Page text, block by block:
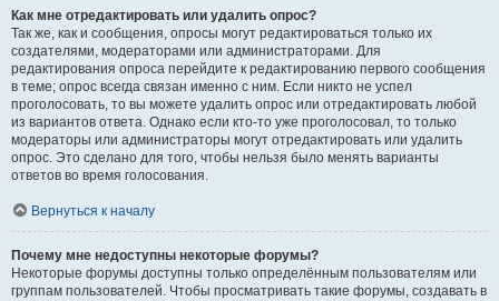
Как мне отредактировать или удалить опрос?
Так же, как и сообщения, опросы могут редактироваться только их
создателями, модераторами или администраторами. Для
редактирования опроса перейдите к редактированию первого сообщения
в теме; опрос всегда связан именно с ним. Если никто не успел
проголосовать, то вы можете удалить опрос или отредактировать любой
из вариантов ответа. Однако если кто-то уже проголосовал, то только
модераторы или администраторы могут отредактировать или удалить
опрос. Это сделано для того, чтобы нельзя было менять варианты
ответов во время голосования.
Вернуться к началу
Почему мне недоступны некоторые форумы?
Некоторые форумы доступны только определённым пользователям или
группам пользователей. Чтобы просматривать такие форумы, создавать в